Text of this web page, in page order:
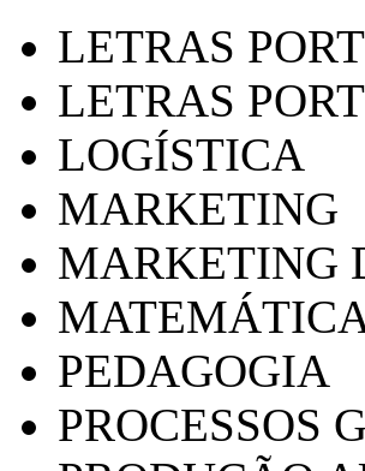
LETRAS
LETRAS
LOGÍSTICA
MARKETING
MARKETING
PEDAGOGIA
PROCESSOS